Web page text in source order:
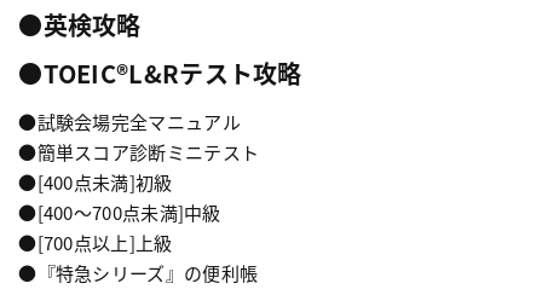
●英検攻略
●TOEIC®︎L&Rテスト攻略
●試験会場完全マニュアル
●簡単スコア診断ミニテスト
●[400点未満]初級
●[400〜700点未満]中級
●[700点以上]上級
●『特急シリーズ』の便利帳